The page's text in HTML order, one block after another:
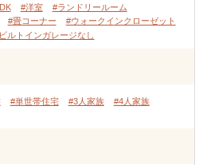
#洋室
#ランドリールーム
#畳コーナー
#ウォークインクローゼット
ルトインガレージなし
#単世帯住宅 #3人家族
#4人家族